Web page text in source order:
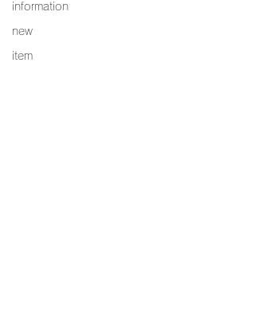
information
new
item